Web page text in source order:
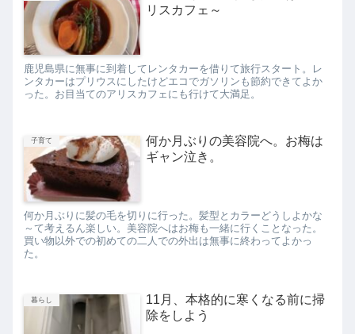
リスカフェ～
鹿児島県に無事に到着してレンタカーを借りて旅行スタート。レ
ンタカーはプリウスにしたけどエコでガソリンも節約できてよか
った。お目当てのアリスカフェにも行けて大満足。
子育て
何か月ぶりの美容院へ。お梅は
ギャン泣き。
何か月ぶりに髪の毛を切りに行った。髪型とカラーどうしよかな
～て考えるん楽しい。美容院へはお梅も一緒に行くことなった。
買い物以外での初めての二人での外出は無事に終わってよかっ
た。
暮らし
11月、本格的に寒くなる前に掃
除をしよう